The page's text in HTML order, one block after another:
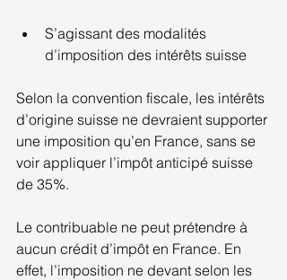
S’agissant des modalités
d’imposition des intérêts suisse
Selon la convention fiscale, les intérêts
d’origine suisse ne devraient supporter
une imposition qu’en France, sans se
voir appliquer l’impôt anticipé suisse
de 35%.
Le contribuable ne peut prétendre à
aucun crédit d’impôt en France. En
effet, l’imposition ne devant selon les